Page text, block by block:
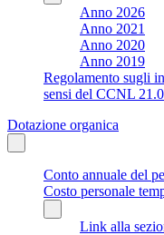
Anno 2026
Anno 2021
Anno 2020
Anno 2019
Regolamento sugli
sensi del CCNL
Dotazione organica
Conto annuale del
Costo personale
Link alla